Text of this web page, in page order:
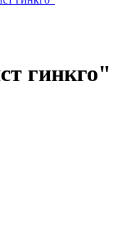
гинкго"